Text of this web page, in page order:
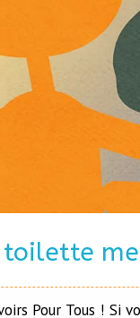
toilette
Pour Tous ! Si